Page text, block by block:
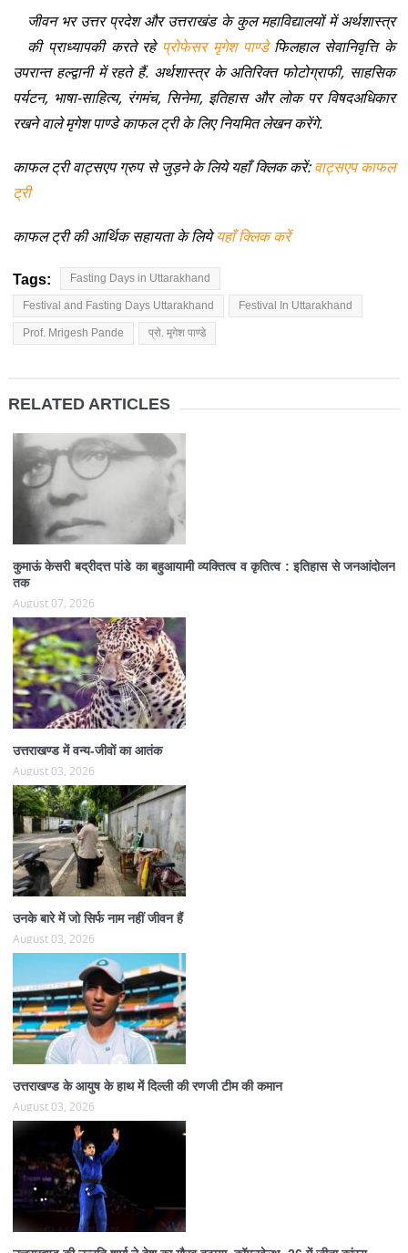
जीवन भर उत्तर प्रदेश और उत्तराखंड के कुल महाविद्यालयों में अर्थशास्त्र
की प्राध्यापकी करते रहे प्रोफेसर मृगेश पाण्डेफिलहाल सेवानिवृत्ति के
उपरान्त हल्द्वानी में रहते हैं. अर्थशास्त्र के अतिरिक्त फोटोग्राफी, साहसिक
पर्यटन, भाषा-साहित्य, रंगमंच, सिनेमा, इतिहास और लोक पर विषदअधिकार
रखने वाले मृगेश पाण्डे काफल ट्री के लिए नियमित लेखन करेंगे.
काफल ट्री वाट्सएप ग्रुप से जुड़ने के लिये यहाँ क्लिक करें:वाट्सएप काफल
ट्री
काफल ट्री की आर्थिक सहायता के लियेयहाँ क्लिक करें
Tags: Fasting Days in Uttarakhand
Festival and Fasting Days Uttarakhand Festival In Uttarakhand
Prof. Mrigesh Pande प्रो. मृगेश पाण्डे
RELATED ARTICLES
कुमाऊं केसरी बद्रीदत्त पांडे का बहुआयामी व्यक्तित्व व कृतित्व : इतिहास से जनआंदोलन
तक
August 07, 2026
उत्तराखण्ड में वन्य-जीवों का आतंक
August 03, 2026
उनके बारे में जो सिर्फ नाम नहीं जीवन हैं
August 03, 2026
उत्तराखण्ड के आयुष के हाथ में दिल्ली की रणजी टीम की कमान
August 03, 2026